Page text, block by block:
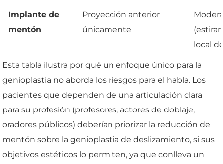
Implante de
mentón
Proyección anterior
únicamente
local
Esta tabla ilustra por qué un enfoque único para la
genioplastia no aborda los riesgos para el habla. Los
pacientes que dependen de una articulación clara
para su profesión (profesores, actores de doblaje,
oradores públicos) deberían priorizar la reducción de
mentón sobre la genioplastia de deslizamiento, si sus
objetivos estéticos lo permiten, ya que conlleva un